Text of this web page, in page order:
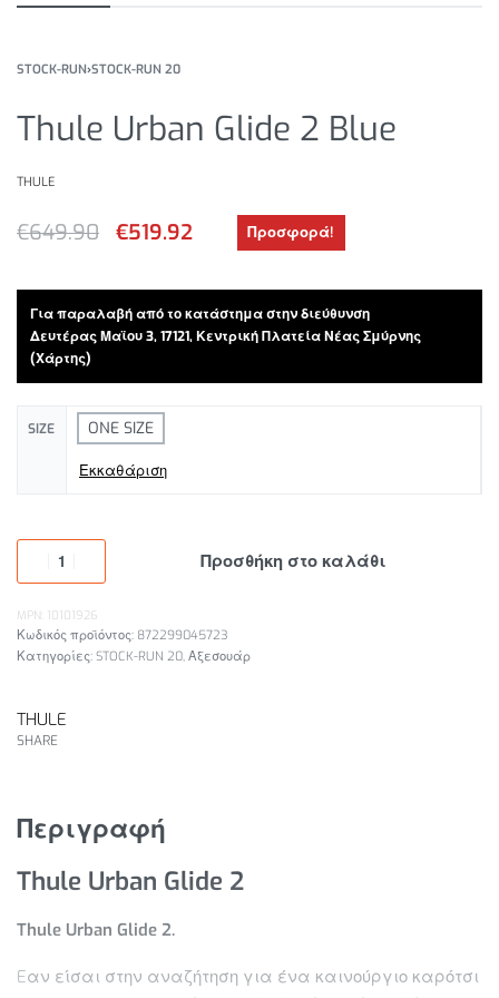
STOCK-RUN›STOCK-RUN 20
Thule Urban Glide 2 Blue
THULE
€649.90 €519.92 Προσφορά!
Για παραλαβή από το κατάστημα στην διεύθυνση
Δευτέρας Μαϊου 3, 17121, Κεντρική Πλατεία Νέας Σμύρνης
(Χάρτης)
SIZE ONE SIZE
Εκκαθάριση
Προσθήκη στο καλάθι
MPN: 10101926
872299045723
Κατηγορίες: STOCK-RUN 20, Αξεσουάρ
THULE
SHARE
Περιγραφή
Thule Urban Glide 2
Thule Urban Glide 2.
Eαν είσαι στην αναζήτηση για ένα καινούργιο καρότσι